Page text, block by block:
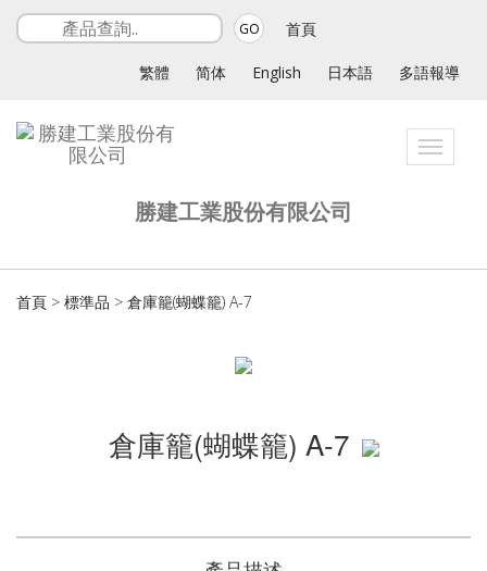
GO 首頁
繁體 简体 English 日本語 多語報導
Toggle
勝建工業股份有限公司
首頁 > 標準品 > 倉庫籠(蝴蝶籠) A-7
倉庫籠(蝴蝶籠) A-7